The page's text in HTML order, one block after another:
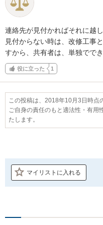
連絡先が見付かればそれに越
見付からない時は、改修工事
すから、共有者は、単独ででき
役に立った 1
この投稿は、2018年10月3日時点
ご自身の責任のもと適法性・有用
たします。
マイリストに入れる